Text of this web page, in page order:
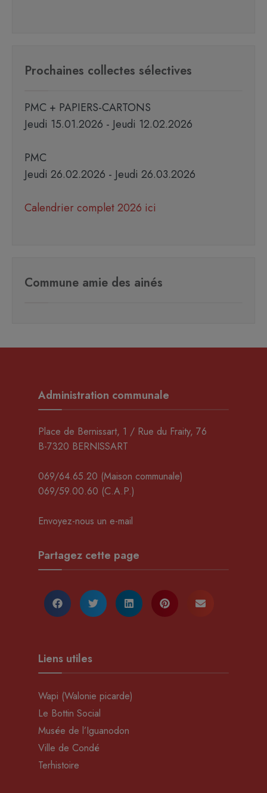
Prochaines collectes sélectives
PMC + PAPIERS-CARTONS
Jeudi 15.01.2026 - Jeudi 12.02.2026
PMC
Jeudi 26.02.2026 - Jeudi 26.03.2026
Calendrier complet 2026 ici
Commune amie des ainés
Administration communale
Place de Bernissart, 1 / Rue du Fraity, 76
B-7320 BERNISSART
069/64.65.20 (Maison communale)
069/59.00.60 (C.A.P.)
Envoyez-nous un e-mail
Partagez cette page
Liens utiles
Wapi (Walonie picarde)
Le Bottin Social
Musée de l’Iguanodon
Ville de Condé
Terhistoire